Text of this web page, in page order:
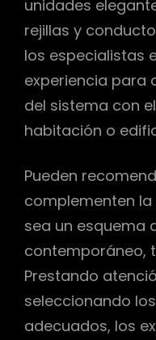
unidades
rejillas y
los especialistas
experiencia para
del sistema con
habitación o
Pueden
complementen
sea un esquema
contemporáneo,
Prestando
seleccionando
adecuados, los